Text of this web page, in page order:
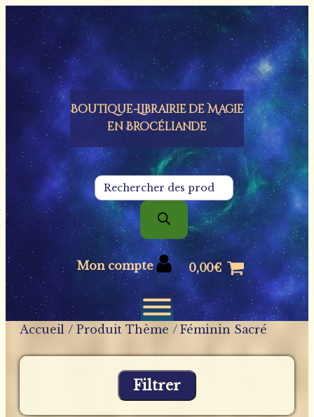
Panneau de gestion des cookies
Boutique-Librairie deMagie
en Brocéliande
Recherche
de
produits
Mon compte 0,00€
Accueil / Produit Thème / Féminin Sacré
Filtrer